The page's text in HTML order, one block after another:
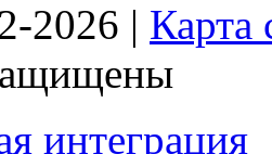
2026 | Карта
интеграция